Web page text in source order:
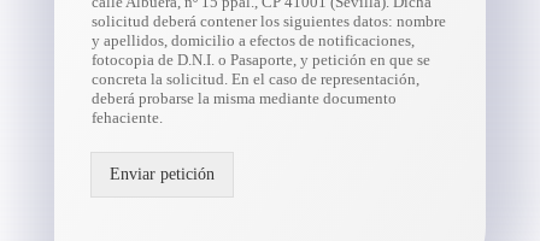
solicitud deberá contener los siguientes datos: nombre
y apellidos, domicilio a efectos de notificaciones,
fotocopia de D.N.I. o Pasaporte, y petición en que se
concreta la solicitud. En el caso de representación,
deberá probarse la misma mediante documento
fehaciente.
Enviar petición